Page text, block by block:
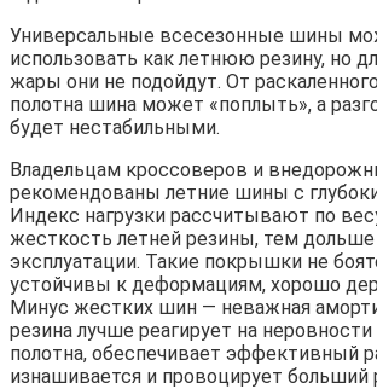
Универсальные всесезонные шины
использовать как летнюю резину, но
жары они не подойдут. От
полотна шина может «поплыть», а
будет нестабильными.
Владельцам кроссоверов и
рекомендованы летние шины с
Индекс нагрузки рассчитывают по
жесткость летней резины, тем дольше
эксплуатации. Такие покрышки не
устойчивы к деформациям, хорошо
Минус жестких шин — неважная
резина лучше реагирует на
полотна, обеспечивает эффективный
изнашивается и провоцирует больший